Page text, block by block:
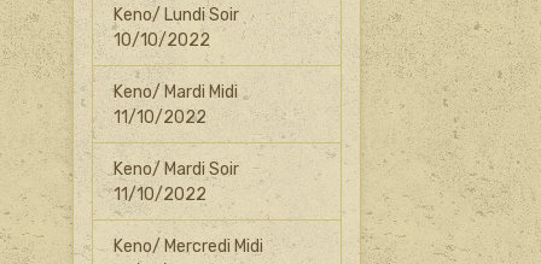
Keno/ Lundi Soir
10/10/2022
Keno/ Mardi Midi
11/10/2022
Keno/ Mardi Soir
11/10/2022
Keno/ Mercredi Midi